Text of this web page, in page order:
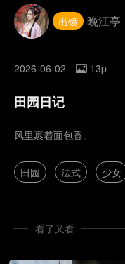
出镜 晚江亭
2026-06-02 13p
田园日记
风里裹着面包香。
田园 法式 少女
看了又看